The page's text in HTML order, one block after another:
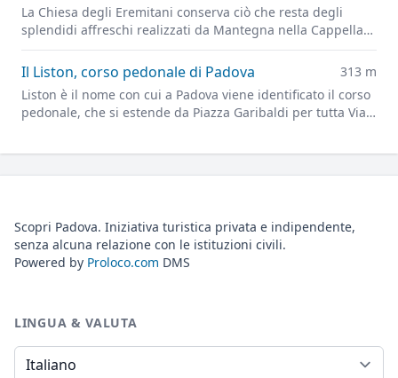
La Chiesa degli Eremitani conserva ciò che resta degli
splendidi affreschi realizzati da Mantegna nella Cappella
Ovetari, parzialmente distrutti dai bombardamenti alleati
del 1944
Il Liston, corso pedonale di Padova
313 m
Liston è il nome con cui a Padova viene identificato il corso
pedonale, che si estende da Piazza Garibaldi per tutta Via 8
Scopri Padova. Iniziativa turistica privata e indipendente,
senza alcuna relazione con le istituzioni civili.
Powered by Proloco.com DMS
LINGUA & VALUTA
Lingua